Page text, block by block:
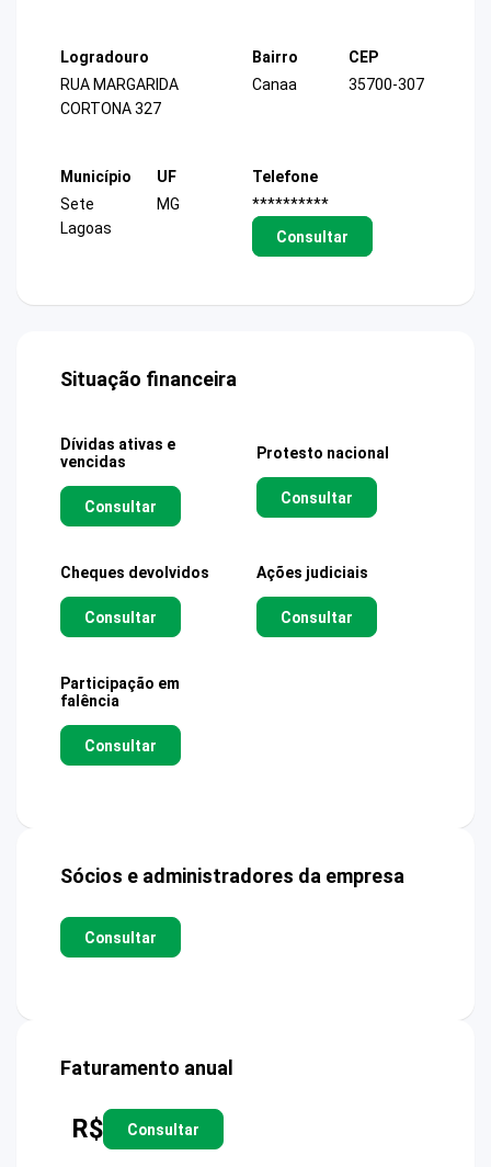
Logradouro
RUA MARGARIDA
CORTONA 327
Bairro
Canaa
CEP
35700-307
Município
Sete
Lagoas
UF
MG
Telefone
**********
Consultar
Situação financeira
Dívidas ativas e
vencidas
Consultar
Protesto nacional
Consultar
Cheques devolvidos
Consultar
Ações judiciais
Consultar
Participação em
falência
Consultar
Sócios e administradores da empresa
Consultar
Faturamento anual
R$ Consultar